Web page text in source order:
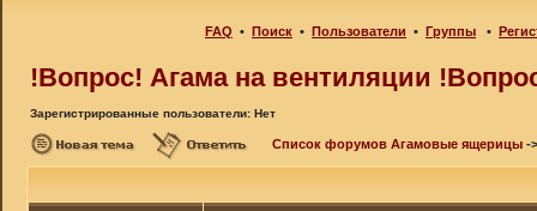
FAQ • Поиск • Пользователи • Группы •
!Вопрос! Агама на вентиляции
Зарегистрированные пользователи: Нет
Список форумов Агамовые ящерицы -